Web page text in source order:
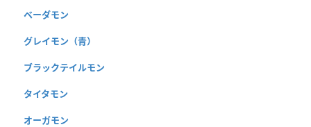
ベーダモン
グレイモン（青）
ブラックテイルモン
タイタモン
オーガモン